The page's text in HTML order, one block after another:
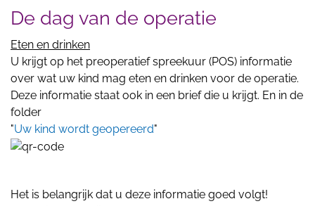
De dag van de operatie
Eten en drinken
U krijgt op het preoperatief spreekuur (POS) informatie
over wat uw kind mag eten en drinken voor de operatie.
Deze informatie staat ook in een brief die u krijgt. En in de
folder
"Uw kind wordt geopereerd"
Het is belangrijk dat u deze informatie goed volgt!